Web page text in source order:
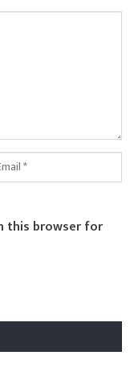
this browser for